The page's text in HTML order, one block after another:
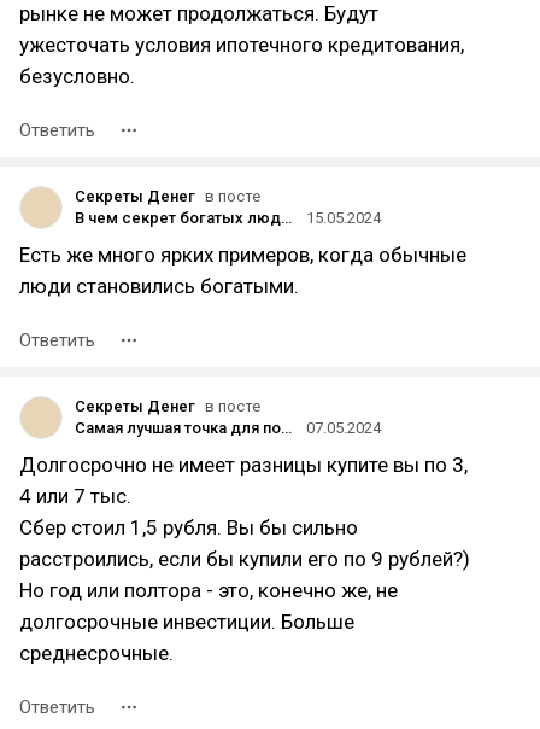
рынке не может продолжаться. Будут
ужесточать условия ипотечного кредитования,
безусловно.
Ответить
Секреты Денег в посте
В чем секрет богатых людей?
15.05.2024
Есть же много ярких примеров, когда обычные
люди становились богатыми.
Ответить
Секреты Денег в посте
Самая лучшая точка для покупки акций Лукойла
07.05.2024
Долгосрочно не имеет разницы купите вы по 3,
4 или 7 тыс.
Сбер стоил 1,5 рубля. Вы бы сильно
расстроились, если бы купили его по 9 рублей?)
Но год или полтора - это, конечно же, не
долгосрочные инвестиции. Больше
среднесрочные.
Ответить